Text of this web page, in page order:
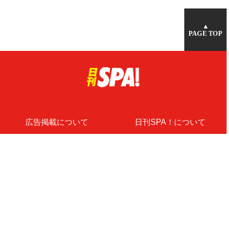
▲
PAGE TOP
広告掲載について 日刊SPA！について